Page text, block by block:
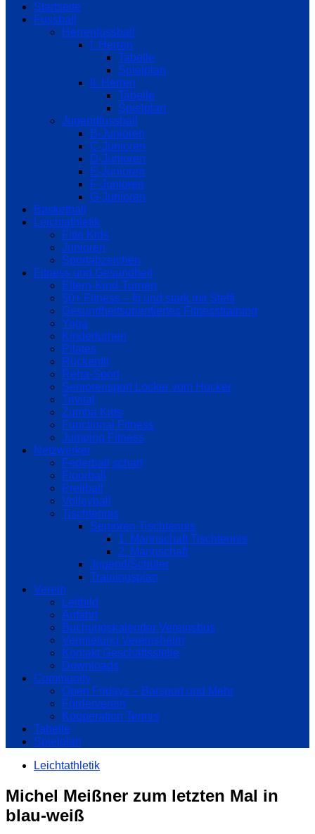
Startseite
Fussball
Herrenfussball
I. Herren
Tabelle
Spielplan
II. Herren
Tabelle
Spielplan
Jugendfussball
B-Junioren
C-Junioren
D-Junioren
E-Junioren
F-Junioren
G-Junioren
Basketball
Leichtathletik
Fitte Kids
Junioren
Sportabzeichen
Fitness und Gesundheit
Eltern-Kind-Turnen
50+ Fitness – fit und stark mit Steffi
Gesundheitsorientiertes Fitnesstraining
Yoga
Kinderturnen
Pilates
Rückenfit
Reha-Sport
Seniorensport Locker vom Hocker
Trivital
Zumba Kids
Functional Fitness
Jumping Fitness
Netzwerker
Federball scharf
Floorball
Prellball
Volleyball
Tischtennis
Senioren Tischtennis
1. Mannschaft Tischtennis
2. Mannschaft
Jugend/Schüler
Trainingsplan
Verein
Leitbild
Anfahrt
Buchungskalender Vereinsbus
Vermietung Vereinsheim
Kontakt Geschäftsstelle
Downloads
Community
Open Fridays – Barsport und Mehr
Förderverein
Kooperation Tennis
Tabelle
Spielplan
Leichtathletik
Michel Meißner zum letzten Mal in
blau-weiß